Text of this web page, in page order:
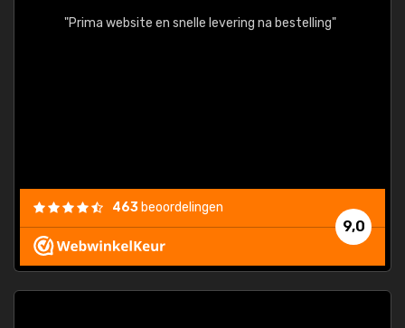
"Prima website en snelle levering na bestelling"
9,0
463 beoordelingen